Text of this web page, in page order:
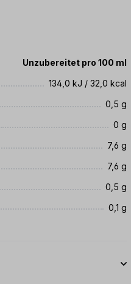
Unzubereitet pro 100 ml
134,0 kJ / 32,0 kcal
0,5 g
0 g
7,6 g
7,6 g
0,5 g
0,1 g